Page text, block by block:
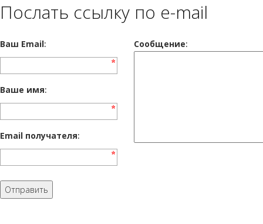
Послать ссылку по e-mail
Ваш Email: Cообщение:
Ваше имя:
Email получателя: